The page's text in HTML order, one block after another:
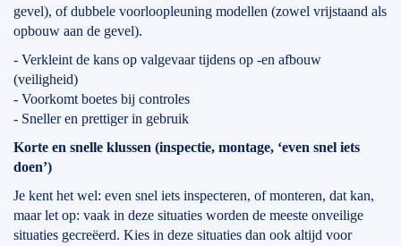
gevel), of dubbele voorloopleuning modellen (zowel vrijstaand als
opbouw aan de gevel).
- Verkleint de kans op valgevaar tijdens op -en afbouw
(veiligheid)
- Voorkomt boetes bij controles
- Sneller en prettiger in gebruik
Korte en snelle klussen (inspectie, montage, ‘even snel iets
doen’)
Je kent het wel: even snel iets inspecteren, of monteren, dat kan,
maar let op: vaak in deze situaties worden de meeste onveilige
situaties gecreëerd. Kies in deze situaties dan ook altijd voor